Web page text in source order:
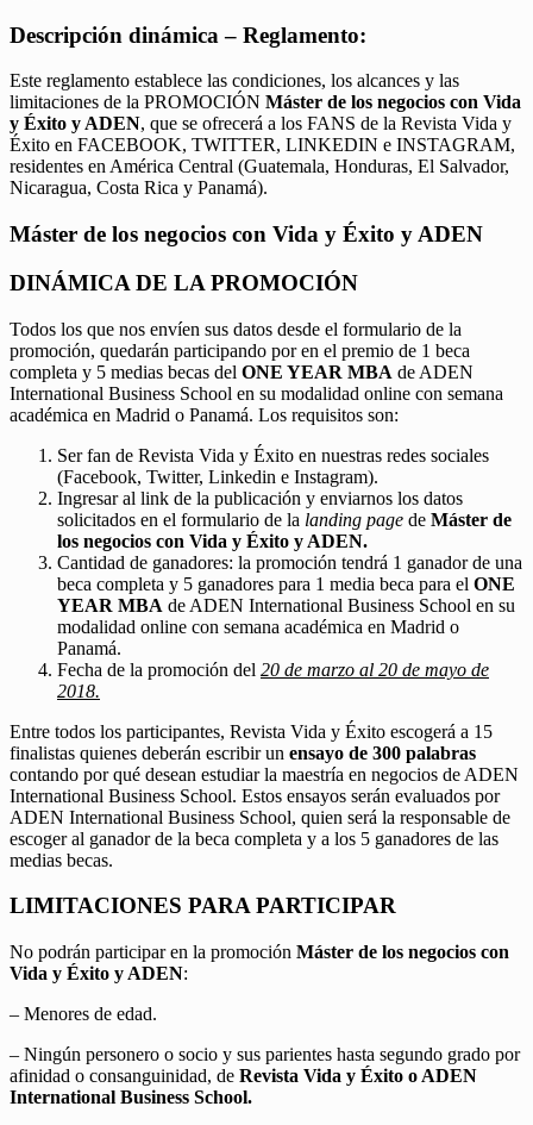
Descripción dinámica – Reglamento:
Este reglamento establece las condiciones, los alcances y las
limitaciones de la PROMOCIÓN Máster de los negocios con Vida
y Éxito y ADEN, que se ofrecerá a los FANS de la Revista Vida y
Éxito en FACEBOOK, TWITTER, LINKEDIN e INSTAGRAM,
residentes en América Central (Guatemala, Honduras, El Salvador,
Nicaragua, Costa Rica y Panamá).
Máster de los negocios con Vida y Éxito y ADEN
DINÁMICA DE LA PROMOCIÓN
Todos los que nos envíen sus datos desde el formulario de la
promoción, quedarán participando por en el premio de 1 beca
completa y 5 medias becas del ONE YEAR MBA de ADEN
International Business School en su modalidad online con semana
académica en Madrid o Panamá. Los requisitos son:
Ser fan de Revista Vida y Éxito en nuestras redes sociales
(Facebook, Twitter, Linkedin e Instagram).
Ingresar al link de la publicación y enviarnos los datos
solicitados en el formulario de la landing page de Máster de
los negocios con Vida y Éxito y ADEN.
Cantidad de ganadores: la promoción tendrá 1 ganador de una
beca completa y 5 ganadores para 1 media beca para el ONE
YEAR MBA de ADEN International Business School en su
modalidad online con semana académica en Madrid o
Panamá.
Fecha de la promoción del 20 de marzo al 20 de mayo de
2018.
Entre todos los participantes, Revista Vida y Éxito escogerá a 15
finalistas quienes deberán escribir un ensayo de 300 palabras
contando por qué desean estudiar la maestría en negocios de ADEN
International Business School. Estos ensayos serán evaluados por
ADEN International Business School, quien será la responsable de
escoger al ganador de la beca completa y a los 5 ganadores de las
medias becas.
LIMITACIONES PARA PARTICIPAR
No podrán participar en la promoción Máster de los negocios con
Vida y Éxito y ADEN:
– Menores de edad.
– Ningún personero o socio y sus parientes hasta segundo grado por
afinidad o consanguinidad, de Revista Vida y Éxito o ADEN
International Business School.